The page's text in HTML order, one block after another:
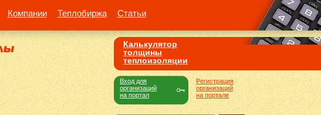
Компании Теплобиржа Статьи
Калькулятор
толщины
теплоизоляции
Регистрация
организаций
на портале
Вход для
организаций
на портал